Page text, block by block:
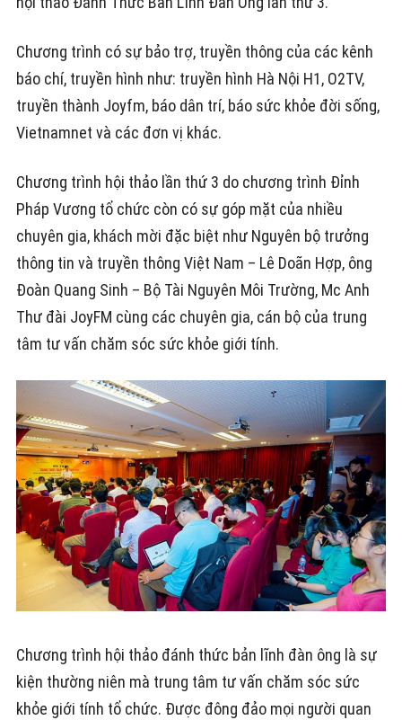
Chương trình có sự bảo trợ, truyền thông của các kênh
báo chí, truyền hình như: truyền hình Hà Nội H1, O2TV,
truyền thành Joyfm, báo dân trí, báo sức khỏe đời sống,
Vietnamnet và các đơn vị khác.
Chương trình hội thảo lần thứ 3 do chương trình Đỉnh
Pháp Vương tổ chức còn có sự góp mặt của nhiều
chuyên gia, khách mời đặc biệt như Nguyên bộ trưởng
thông tin và truyền thông Việt Nam – Lê Doãn Hợp, ông
Đoàn Quang Sinh – Bộ Tài Nguyên Môi Trường, Mc Anh
Thư đài JoyFM cùng các chuyên gia, cán bộ của trung
tâm tư vấn chăm sóc sức khỏe giới tính.
Chương trình hội thảo đánh thức bản lĩnh đàn ông là sự
kiện thường niên mà trung tâm tư vấn chăm sóc sức
khỏe giới tính tổ chức. Được đông đảo mọi người quan